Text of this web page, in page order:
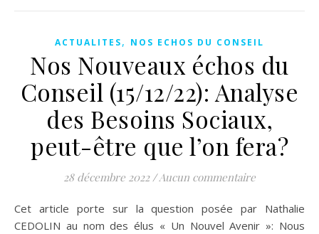
ACTUALITES, NOS ECHOS DU CONSEIL
Nos Nouveaux échos du
Conseil (15/12/22): Analyse
des Besoins Sociaux,
peut-être que l’on fera?
28 décembre 2022 / Aucun commentaire
Cet article porte sur la question posée par Nathalie
CEDOLIN au nom des élus « Un Nouvel Avenir »: Nous